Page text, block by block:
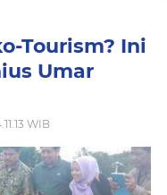
Tourism? Ini
Umar
WIB